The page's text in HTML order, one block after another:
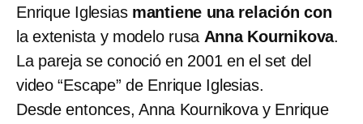
Enrique Iglesias mantiene una relación con
la extenista y modelo rusa Anna Kournikova.
La pareja se conoció en 2001 en el set del
video “Escape” de Enrique Iglesias.
Desde entonces, Anna Kournikova y Enrique